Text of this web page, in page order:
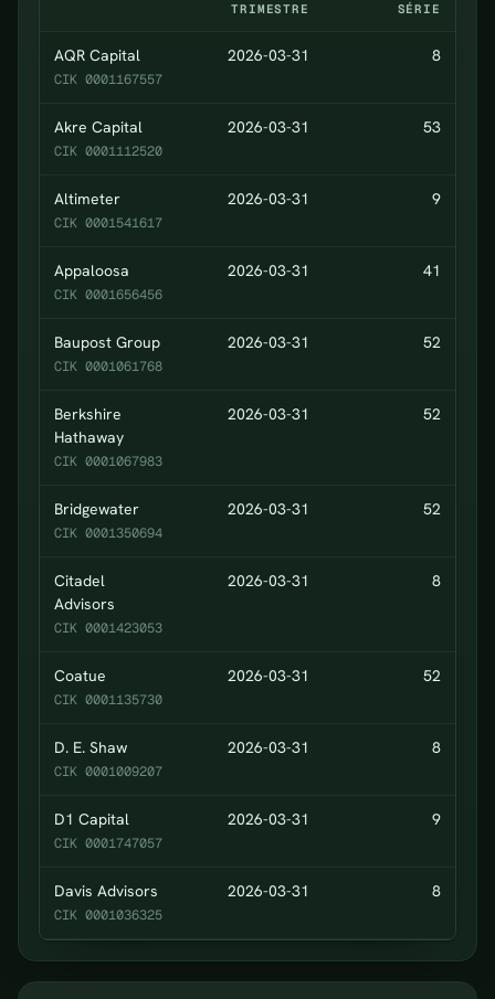
TRIMESTRE
SÉRIE
AQR Capital
CIK 0001167557
2026-03-31 8
Akre Capital
CIK 0001112520
2026-03-31 53
Altimeter
CIK 0001541617
2026-03-31 9
Appaloosa
CIK 0001656456
2026-03-31 41
Baupost Group
CIK 0001061768
2026-03-31 52
Berkshire
Hathaway
CIK 0001067983
2026-03-31 52
Bridgewater
CIK 0001350694
2026-03-31 52
Citadel
Advisors
CIK 0001423053
2026-03-31 8
Coatue
CIK 0001135730
2026-03-31 52
D. E. Shaw
CIK 0001009207
2026-03-31 8
D1 Capital
CIK 0001747057
2026-03-31 9
Davis Advisors
CIK 0001036325
2026-03-31 8